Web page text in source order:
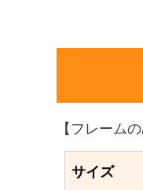
【フレーム
サイズ